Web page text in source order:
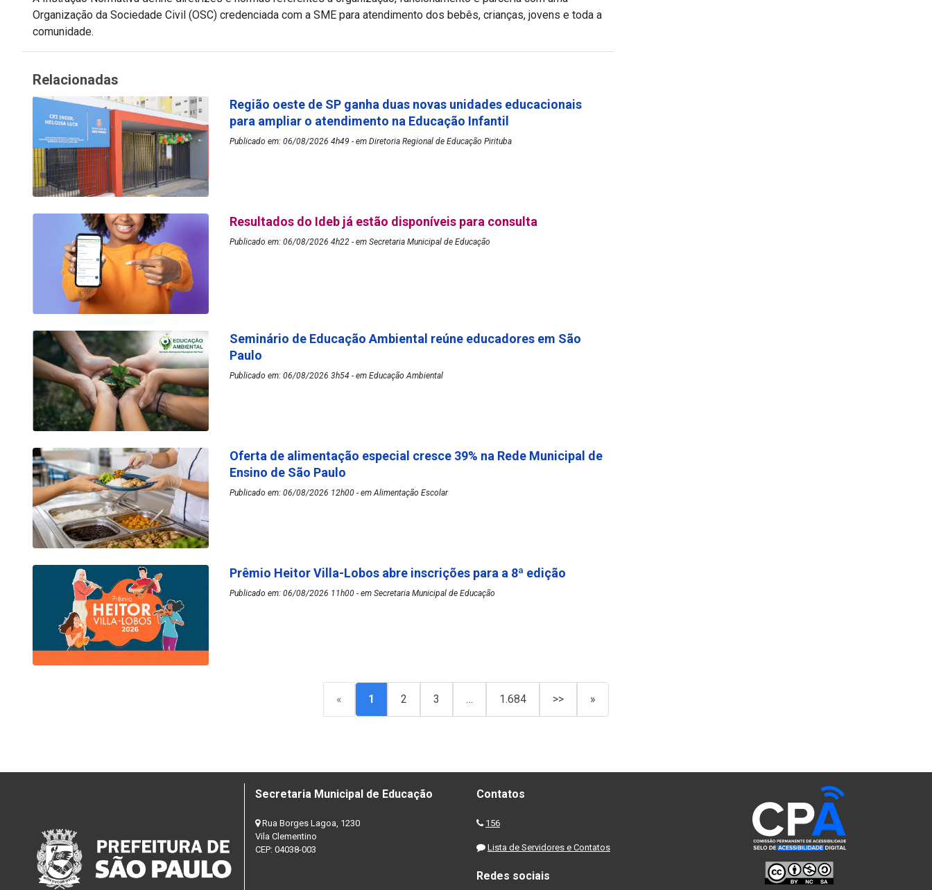
Organização da Sociedade Civil (OSC) credenciada com a SME para atendimento dos bebês, crianças, jovens e toda a
comunidade.
Relacionadas
Região oeste de SP ganha duas novas unidades educacionais
para ampliar o atendimento na Educação Infantil
Publicado em: 06/08/2026 4h49 - em Diretoria Regional de Educação Pirituba
Resultados do Ideb já estão disponíveis para consulta
Publicado em: 06/08/2026 4h22 - em Secretaria Municipal de Educação
Seminário de Educação Ambiental reúne educadores em São
Paulo
Publicado em: 06/08/2026 3h54 - em Educação Ambiental
Oferta de alimentação especial cresce 39% na Rede Municipal de
Ensino de São Paulo
Publicado em: 06/08/2026 12h00 - em Alimentação Escolar
Prêmio Heitor Villa-Lobos abre inscrições para a 8ª edição
Publicado em: 06/08/2026 11h00 - em Secretaria Municipal de Educação
« 1 2 3 … 1.684 >> »
Secretaria Municipal de Educação
Rua Borges Lagoa, 1230
Vila Clementino
CEP: 04038-003
Contatos
156
Lista de Servidores e Contatos
Redes sociais